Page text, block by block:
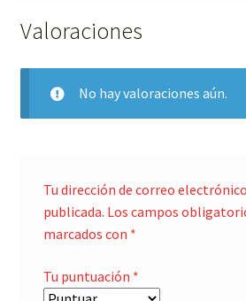
Valoraciones
No hay valoraciones aún.
Tu dirección de correo
publicada. Los campos
marcados con *
Tu puntuación *